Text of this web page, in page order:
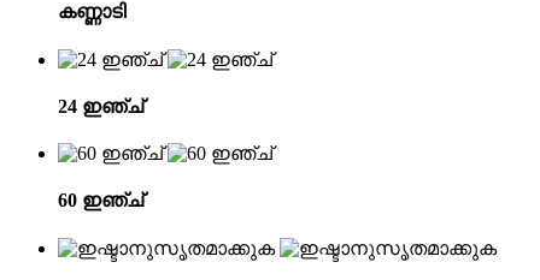
കണ്ണാടി
24 ഇഞ്ച്
60 ഇഞ്ച്